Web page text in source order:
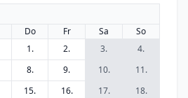
Do Fr Sa
So
1.
2. 3.
4.
8. 9. 10.
11.
15. 16. 17.
18.